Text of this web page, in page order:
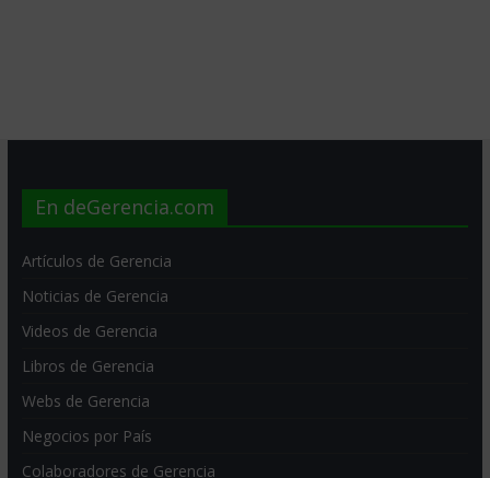
En deGerencia.com
Artículos de Gerencia
Noticias de Gerencia
Videos de Gerencia
Libros de Gerencia
Webs de Gerencia
Negocios por País
Colaboradores de Gerencia